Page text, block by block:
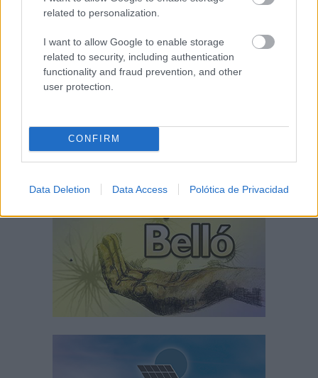
related to personalization.
I want to allow Google to enable storage
related to security, including authentication
functionality and fraud prevention, and other
user protection.
CONFIRM
Data Deletion Data Access Polótica de Privacidad